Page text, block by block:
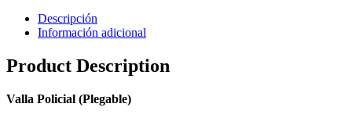
Descripción
Información adicional
Product Description
Valla Policial (Plegable)